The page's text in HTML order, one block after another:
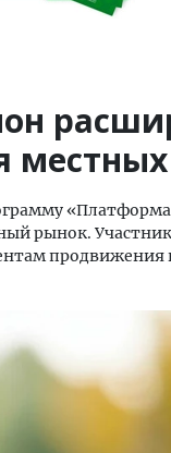
«Платформа
рынок.
продвижения